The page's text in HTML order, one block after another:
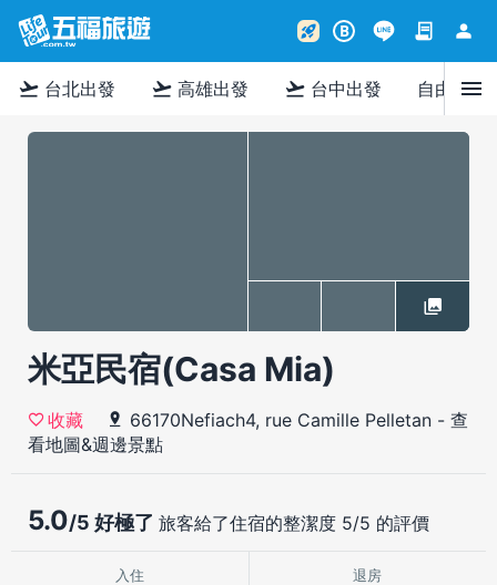
rocket_launch B contract person
flight_takeoff 台北出發 flight_takeoff 高雄出發 flight_takeoff 台中出發 自由行menu
米亞民宿(Casa Mia)
收藏 66170Nefiach4, rue Camille Pelletan - 查
看地圖&週邊景點
5.0/5 好極了 旅客給了住宿的整潔度 5/5 的評價
入住 退房